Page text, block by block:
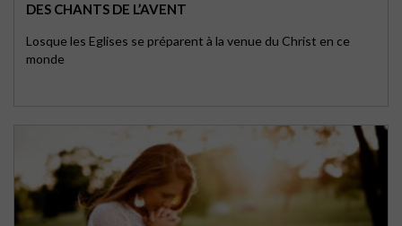
DES CHANTS DE L’AVENT
Losque les Eglises se préparent à la venue du Christ en ce
monde